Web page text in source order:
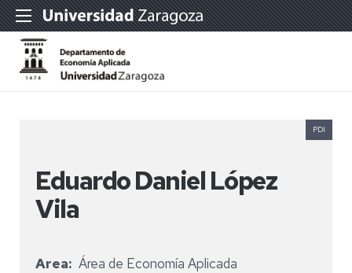
Eduardo Daniel López
Vila
PDI
Area
Área de Economía Aplicada